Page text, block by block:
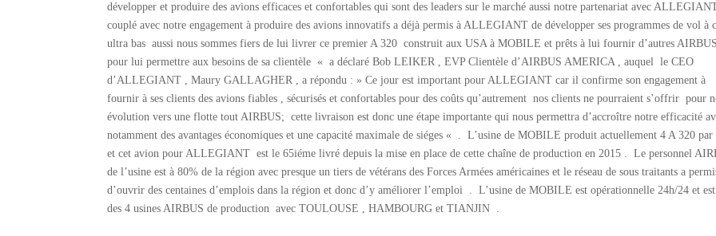
développer et produire des avions efficaces et confortables qui sont des leaders sur le marché aussi notre partenariat avec
couplé avec notre engagement à produire des avions innovatifs a déjà permis à ALLEGIANT de développer ses programmes de vol à
ultra bas aussi nous sommes fiers de lui livrer ce premier A 320 construit aux USA à MOBILE et prêts à lui fournir d’autres AIRBUS
pour lui permettre aux besoins de sa clientèle « a déclaré Bob LEIKER , EVP Clientèle d’AIRBUS AMERICA , auquel le CEO
d’ALLEGIANT , Maury GALLAGHER , a répondu : » Ce jour est important pour ALLEGIANT car il confirme son engagement à
fournir à ses clients des avions fiables , sécurisés et confortables pour des coûts qu’autrement nos clients ne pourraient s’offrir pour
évolution vers une flotte tout AIRBUS; cette livraison est donc une étape importante qui nous permettra d’accroître notre efficacité
notamment des avantages économiques et une capacité maximale de siéges « . L’usine de MOBILE produit actuellement 4 A 320 par
et cet avion pour ALLEGIANT est le 65iéme livré depuis la mise en place de cette chaîne de production en 2015 . Le personnel
de l’usine est à 80% de la région avec presque un tiers de vétérans des Forces Armées américaines et le réseau de sous traitants a
d’ouvrir des centaines d’emplois dans la région et donc d’y améliorer l’emploi . L’usine de MOBILE est opérationnelle 24h/24 et
des 4 usines AIRBUS de production avec TOULOUSE , HAMBOURG et TIANJIN .